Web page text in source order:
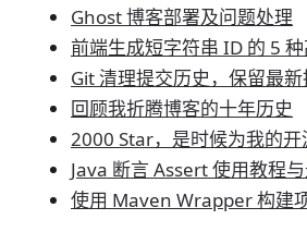
Ghost 博客部署及问题处理
前端生成短字符串 ID 的 5
Git 清理提交历史，保留最
回顾我折腾博客的十年历史
2000 Star，是时候为我的
Java 断言 Assert 使用教程
使用 Maven Wrapper 构建